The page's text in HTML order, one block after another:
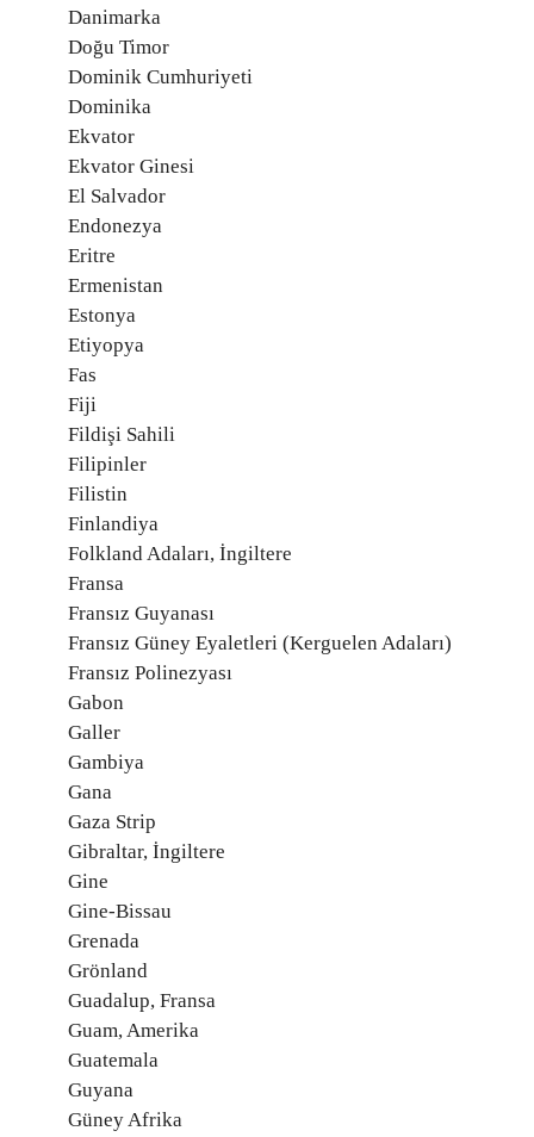
Danimarka
Doğu Timor
Dominik Cumhuriyeti
Dominika
Ekvator
Ekvator Ginesi
El Salvador
Endonezya
Eritre
Ermenistan
Estonya
Etiyopya
Fas
Fiji
Fildişi Sahili
Filipinler
Filistin
Finlandiya
Folkland Adaları, İngiltere
Fransa
Fransız Guyanası
Fransız Güney Eyaletleri (Kerguelen Adaları)
Fransız Polinezyası
Gabon
Galler
Gambiya
Gana
Gaza Strip
Gibraltar, İngiltere
Gine
Gine-Bissau
Grenada
Grönland
Guadalup, Fransa
Guam, Amerika
Guatemala
Guyana
Güney Afrika